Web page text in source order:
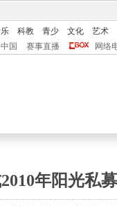
科教 青少 文化
艺术
国 赛事直播 网络
年阳光私